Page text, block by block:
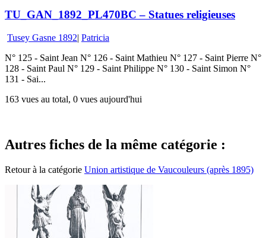
TU_GAN_1892_PL470BC – Statues religieuses
Tusey Gasne 1892| Patricia
N° 125 - Saint Jean N° 126 - Saint Mathieu N° 127 - Saint Pierre N°
128 - Saint Paul N° 129 - Saint Philippe N° 130 - Saint Simon N°
131 - Sai...
163 vues au total, 0 vues aujourd'hui
Autres fiches de la même catégorie :
Retour à la catégorie Union artistique de Vaucouleurs (après 1895)